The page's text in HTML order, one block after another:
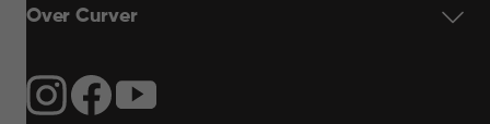
Over Curver